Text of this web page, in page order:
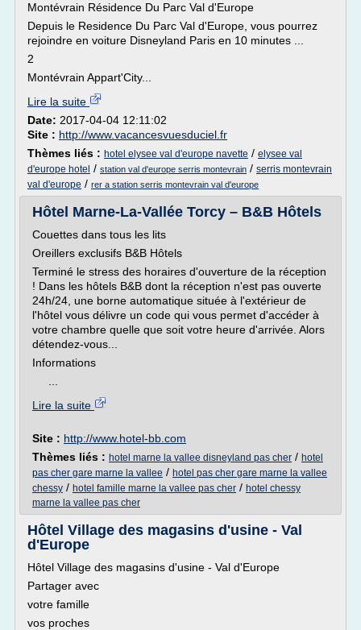
Montévrain Résidence Du Parc Val d'Europe
Depuis le Residence Du Parc Val d'Europe, vous pourrez
rejoindre en voiture Disneyland Paris en 10 minutes ...
2
Montévrain Appart'City...
Lire la suite
Date: 2017-04-04 12:11:02
Site : http://www.vacancesvuesduciel.fr
Thèmes liés : hotel elysee val d'europe navette / elysee val
d'europe hotel / station val d'europe serris montevrain / serris montevrain
val d'europe / rer a station serris montevrain val d'europe
Hôtel Marne-La-Vallée Torcy – B&B Hôtels
Couettes dans tous les lits
Oreillers exclusifs B&B Hôtels
Terminé le stress des horaires d'ouverture de la réception
! Dans les hôtels B&B dont la réception n'est pas ouverte
24h/24, une borne automatique située à l'extérieur de
l'hôtel vous délivre un code qui vous permet d'accéder à
votre chambre quelle que soit votre heure d'arrivée. Alors
détendez-vous...
Informations
Lire la suite
Site : http://www.hotel-bb.com
Thèmes liés : hotel marne la vallee disneyland pas cher / hotel
pas cher gare marne la vallee / hotel pas cher gare marne la vallee
chessy / hotel famille marne la vallee pas cher / hotel chessy
marne la vallee pas cher
Hôtel Village des magasins d'usine - Val
d'Europe
Hôtel Village des magasins d'usine - Val d'Europe
Partager avec
votre famille
vos proches